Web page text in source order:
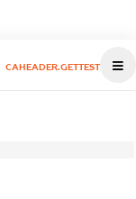
CAHEADER.GETTEST